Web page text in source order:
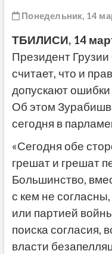
Понедельник, 14
ТБИЛИСИ, 14
Президент
считает, что и
допускают ошибки
Об этом
сегодня в
«Сегодня обе
грешат и грешат
Большинство,
с кем не
или партией
поиска согласия,
власти